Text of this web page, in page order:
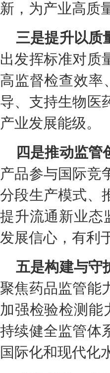
新，为产业高质
三是提升以质
出发挥标准对质
高监督检查效率
导、支持生物医
产业发展能级。
四是推动监管
产品参与国际竞
分段生产模式、
提升流通新业态
发展信心，有利
五是构建与守
聚焦药品监管能
加强检验检测能
持续健全监管体
国际化和现代化